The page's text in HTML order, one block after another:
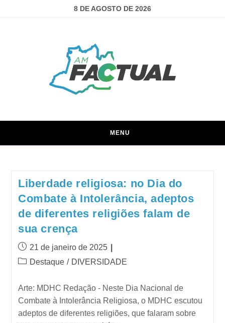
8 DE AGOSTO DE 2026
MENU
Liberdade religiosa: no Dia do
Combate à Intolerância, adeptos
de diferentes religiões falam de
sua crença
21 de janeiro de 2025
Destaque / DIVERSIDADE
Arte: MDHC Redação - Neste Dia Nacional de
Combate à Intolerância Religiosa, o MDHC escutou
adeptos de diferentes religiões, que falaram sobre